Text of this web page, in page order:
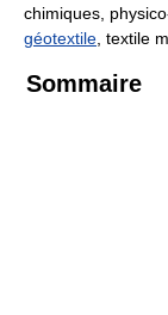
chimiques,
géotextile , textile
Sommaire